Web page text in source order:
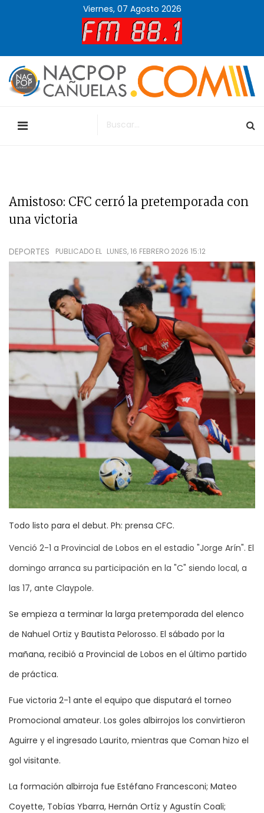
Viernes, 07 Agosto 2026
Amistoso: CFC cerró la pretemporada con
una victoria
DEPORTES PUBLICADO EL LUNES, 16 FEBRERO 2026 15:12
Todo listo para el debut. Ph: prensa CFC.
Venció 2-1 a Provincial de Lobos en el estadio "Jorge Arín". El
domingo arranca su participación en la "C" siendo local, a
las 17, ante Claypole.
Se empieza a terminar la larga pretemporada del elenco
de Nahuel Ortiz y Bautista Pelorosso. El sábado por la
mañana, recibió a Provincial de Lobos en el último partido
de práctica.
Fue victoria 2-1 ante el equipo que disputará el torneo
Promocional amateur. Los goles albirrojos los convirtieron
Aguirre y el ingresado Laurito, mientras que Coman hizo el
gol visitante.
La formación albirroja fue Estéfano Francesconi; Mateo
Coyette, Tobías Ybarra, Hernán Ortíz y Agustín Coali;